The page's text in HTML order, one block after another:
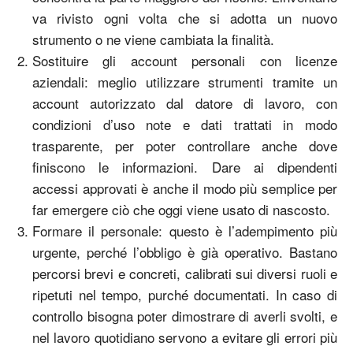
va rivisto ogni volta che si adotta un nuovo
strumento o ne viene cambiata la finalità.
Sostituire gli account personali con licenze
aziendali: meglio utilizzare strumenti tramite un
account autorizzato dal datore di lavoro, con
condizioni d’uso note e dati trattati in modo
trasparente, per poter controllare anche dove
finiscono le informazioni. Dare ai dipendenti
accessi approvati è anche il modo più semplice per
far emergere ciò che oggi viene usato di nascosto.
Formare il personale: questo è l’adempimento più
urgente, perché l’obbligo è già operativo. Bastano
percorsi brevi e concreti, calibrati sui diversi ruoli e
ripetuti nel tempo, purché documentati. In caso di
controllo bisogna poter dimostrare di averli svolti, e
nel lavoro quotidiano servono a evitare gli errori più